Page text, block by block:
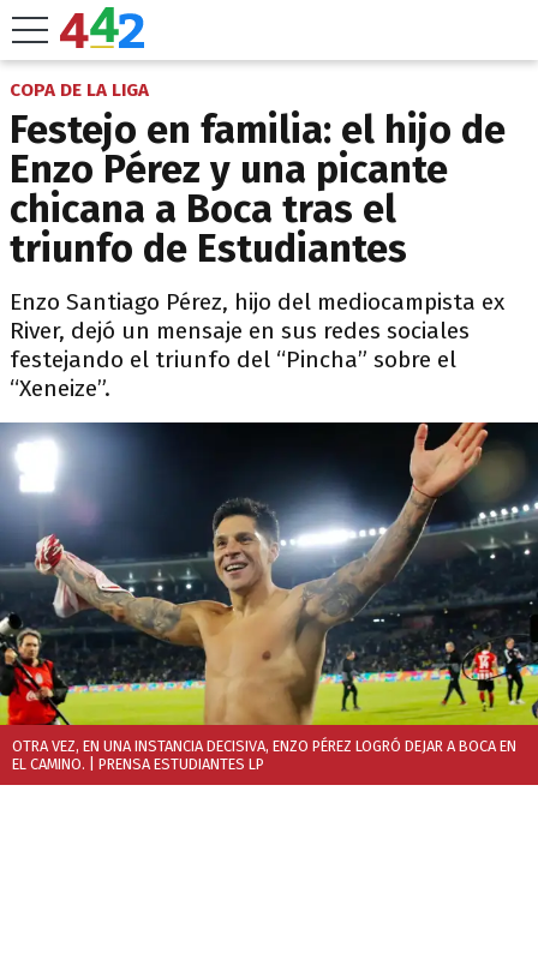
COPA DE LA LIGA
Festejo en familia: el hijo de
Enzo Pérez y una picante
chicana a Boca tras el
triunfo de Estudiantes
Enzo Santiago Pérez, hijo del mediocampista ex
River, dejó un mensaje en sus redes sociales
festejando el triunfo del “Pincha” sobre el
“Xeneize”.
OTRA VEZ, EN UNA INSTANCIA DECISIVA, ENZO PÉREZ LOGRÓ DEJAR A BOCA EN
EL CAMINO.
| PRENSA ESTUDIANTES LP